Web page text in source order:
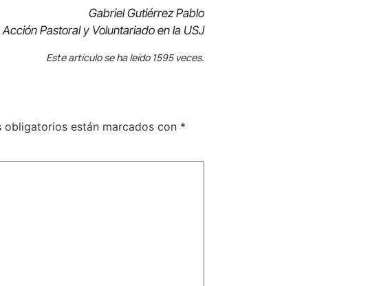
Gabriel Gutiérrez Pablo
Pastoral y Voluntariado en la USJ
Este artículo se ha leído 1595 veces.
obligatorios están marcados con *